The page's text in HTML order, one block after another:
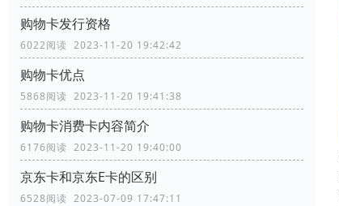
购物卡发行资格
6022阅读 2023-11-20 19:42:42
购物卡优点
5868阅读 2023-11-20 19:41:38
购物卡消费卡内容简介
6176阅读 2023-11-20 19:40:00
京东卡和京东E卡的区别
6528阅读 2023-07-09 17:47:11